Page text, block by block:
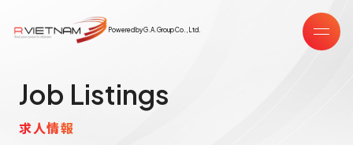
Powered by G.A.Group Co.,Ltd.
Job Listings
求人情報